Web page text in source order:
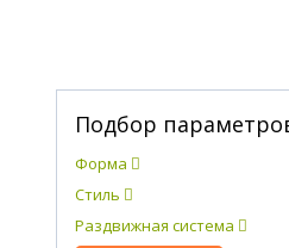
Подбор
Форма
Стиль
Раздвижная система